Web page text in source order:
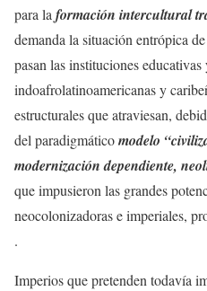
para laformación intercultural
demanda la situación entrópica
pasan las instituciones
indoafrolatinoamericanas y
estructurales que atraviesan,
del paradigmáticomodelo
modernización dependiente,
que impusieron las grandes
neocolonizadoras e imperiales,
.
Imperios que pretenden todavía